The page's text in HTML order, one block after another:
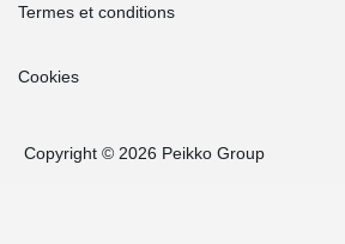
Termes et conditions
Cookies
Copyright © 2026 Peikko Group